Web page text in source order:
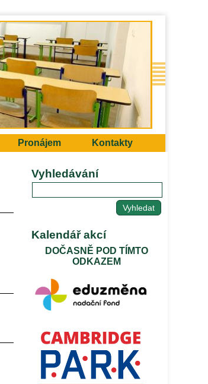
Pronájem Kontakty
Vyhledávání
Kalendář akcí
DOČASNĚ POD TÍMTO
ODKAZEM